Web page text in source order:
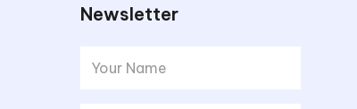
Newsletter